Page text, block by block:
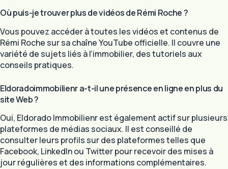
Où puis-je trouver plus de vidéos de Rémi Roche ?
Vous pouvez accéder à toutes les vidéos et contenus de
Rémi Roche sur sa chaîne YouTube officielle. Il couvre une
variété de sujets liés à l’immobilier, des tutoriels aux
conseils pratiques.
Eldoradoimmobilienr a-t-il une présence en ligne en plus du
site Web ?
Oui, Eldorado Immobilienr est également actif sur plusieurs
plateformes de médias sociaux. Il est conseillé de
consulter leurs profils sur des plateformes telles que
Facebook, LinkedIn ou Twitter pour recevoir des mises à
jour régulières et des informations complémentaires.